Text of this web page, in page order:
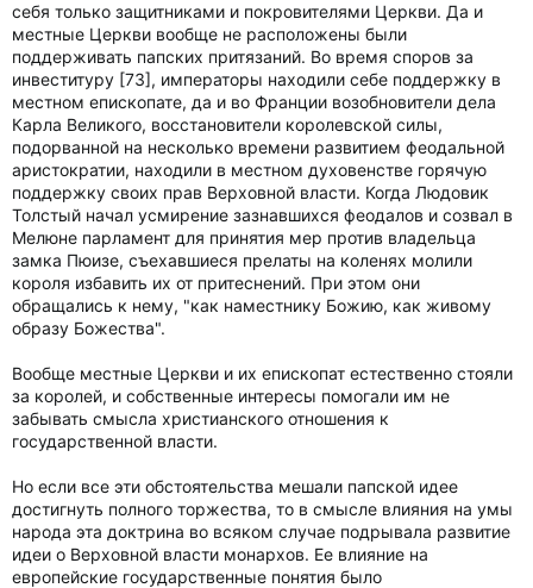
себя только защитниками и покровителями Церкви. Да и
местные Церкви вообще не расположены были
поддерживать папских притязаний. Во время споров за
инвеституру [73], императоры находили себе поддержку в
местном епископате, да и во Франции возобновители дела
Карла Великого, восстановители королевской силы,
подорванной на несколько времени развитием феодальной
аристократии, находили в местном духовенстве горячую
поддержку своих прав Верховной власти. Когда Людовик
Толстый начал усмирение зазнавшихся феодалов и созвал в
Мелюне парламент для принятия мер против владельца
замка Пюизе, съехавшиеся прелаты на коленях молили
короля избавить их от притеснений. При этом они
обращались к нему, "как наместнику Божию, как живому
образу Божества".
Вообще местные Церкви и их епископат естественно стояли
за королей, и собственные интересы помогали им не
забывать смысла христианского отношения к
государственной власти.
Но если все эти обстоятельства мешали папской идее
достигнуть полного торжества, то в смысле влияния на умы
народа эта доктрина во всяком случае подрывала развитие
идеи о Верховной власти монархов. Ее влияние на
европейские государственные понятия было